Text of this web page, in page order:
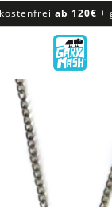
ab 120€ +
& fair
ab 120€